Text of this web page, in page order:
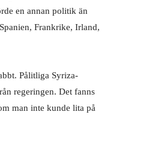
en annan politik än
Frankrike, Irland,
Pålitliga Syriza-
regeringen. Det fanns
man inte kunde lita på